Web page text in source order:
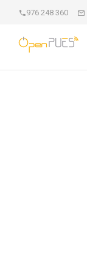
976 248 360